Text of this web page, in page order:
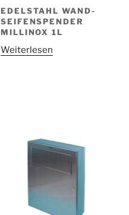
EDELSTAHL WAND-
SEIFENSPENDER
MILLINOX 1L
Weiterlesen